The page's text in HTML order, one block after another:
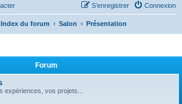
Connexion
S’enregistrer
Index du forum Salon Présentation
Forum
expériences, vos projets...